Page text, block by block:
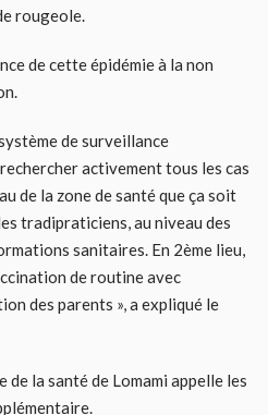
rougeole.
de cette épidémie à la non
de surveillance
activement tous les cas
de la zone de santé que ça soit
tradipraticiens, au niveau des
sanitaires. En 2ème lieu,
de routine avec
des parents », a expliqué le
la santé de Lomami appelle les